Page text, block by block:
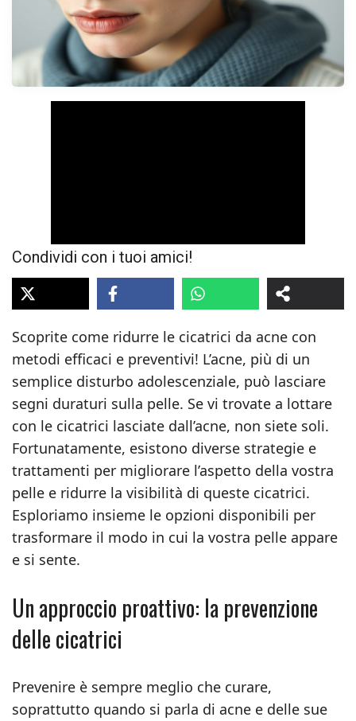
Condividi con i tuoi amici!
Scoprite come ridurre le cicatrici da acne con
metodi efficaci e preventivi! L’acne, più di un
semplice disturbo adolescenziale, può lasciare
segni duraturi sulla pelle. Se vi trovate a lottare
con le cicatrici lasciate dall’acne, non siete soli.
Fortunatamente, esistono diverse strategie e
trattamenti per migliorare l’aspetto della vostra
pelle e ridurre la visibilità di queste cicatrici.
Esploriamo insieme le opzioni disponibili per
trasformare il modo in cui la vostra pelle appare
e si sente.
Un approccio proattivo: la prevenzione
delle cicatrici
Prevenire è sempre meglio che curare,
soprattutto quando si parla di acne e delle sue